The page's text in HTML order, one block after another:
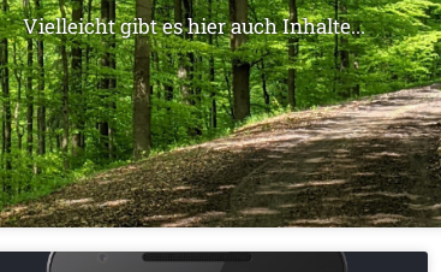
Vielleicht gibt es hier auch Inhalte...